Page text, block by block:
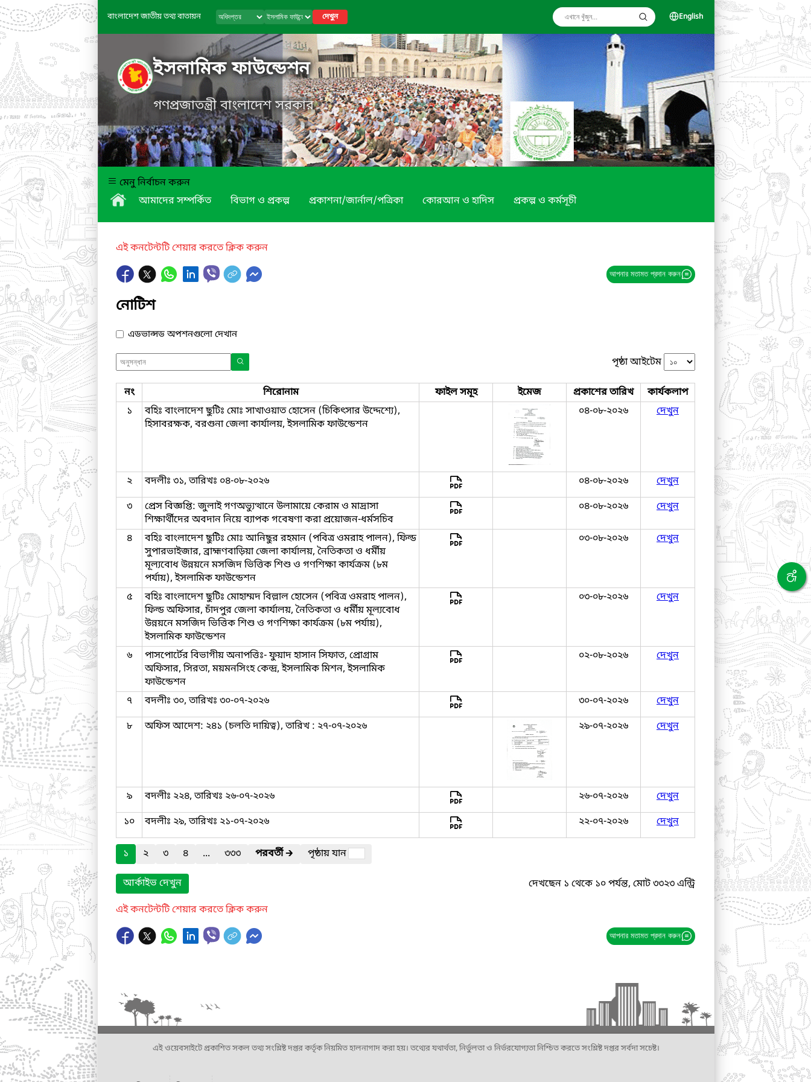
বাংলাদেশ জাতীয় তথ্য বাতায়ন দেখুন English
ইসলামিক ফাউন্ডেশন
গণপ্রজাতন্ত্রী বাংলাদেশ সরকার
মেনু নির্বাচন করুন
আমাদের সম্পর্কিত
বিভাগ ও প্রকল্প প্রকাশনা/জার্নাল/পত্রিকা কোরআন ও হাদিস প্রকল্প ও কর্মসূচী
এই কনটেন্টটি শেয়ার করতে ক্লিক করুন
আপনার মতামত প্রদান করুন
নোটিশ
এডভান্সড অপশনগুলো দেখান
পৃষ্ঠা আইটেম
নং শিরোনাম ফাইল সমূহ ইমেজ প্রকাশের তারিখ
কার্যকলাপ
১
বহিঃ বাংলাদেশ ছুটিঃ মোঃ সাখাওয়াত হোসেন (চিকিৎসার উদ্দেশ্যে),
হিসাবরক্ষক, বরগুনা জেলা কার্যালয়, ইসলামিক ফাউন্ডেশন
০৪-০৮-২০২৬ দেখুন
২ বদলীঃ ৩১, তারিখঃ ০৪-০৮-২০২৬ ০৪-০৮-২০২৬
দেখুন
৩
প্রেস বিজ্ঞপ্তি: জুলাই গণঅভ্যুত্থানে উলামায়ে কেরাম ও মাদ্রাসা
শিক্ষার্থীদের অবদান নিয়ে ব্যাপক গবেষণা করা প্রয়োজন-ধর্মসচিব
০৪-০৮-২০২৬ দেখুন
৪
বহিঃ বাংলাদেশ ছুটিঃ মোঃ আনিছুর রহমান (পবিত্র ওমরাহ পালন), ফিল্ড
সুপারভাইজার, ব্রাহ্মণবাড়িয়া জেলা কার্যালয়, নৈতিকতা ও ধর্মীয়
মূল্যবোধ উন্নয়নে মসজিদ ভিত্তিক শিশু ও গণশিক্ষা কার্যক্রম (৮ম
পর্যায়), ইসলামিক ফাউন্ডেশন
০৩-০৮-২০২৬ দেখুন
৫
বহিঃ বাংলাদেশ ছুটিঃ মোহাম্মদ বিল্লাল হোসেন (পবিত্র ওমরাহ পালন),
ফিল্ড অফিসার, চাঁদপুর জেলা কার্যালয়, নৈতিকতা ও ধর্মীয় মূল্যবোধ
উন্নয়নে মসজিদ ভিত্তিক শিশু ও গণশিক্ষা কার্যক্রম (৮ম পর্যায়),
ইসলামিক ফাউন্ডেশন
০৩-০৮-২০২৬ দেখুন
৬
পাসপোর্টের বিভাগীয় অনাপত্তিঃ- ফুয়াদ হাসান সিফাত, প্রোগ্রাম
অফিসার, সিরতা, ময়মনসিংহ কেন্দ্র, ইসলামিক মিশন, ইসলামিক
ফাউন্ডেশন
০২-০৮-২০২৬ দেখুন
৭ বদলীঃ ৩০, তারিখঃ ৩০-০৭-২০২৬ ৩০-০৭-২০২৬
দেখুন
৮
অফিস আদেশ: ২৪১ (চলতি দায়িত্ব), তারিখ : ২৭-০৭-২০২৬ ২৯-০৭-২০২৬ দেখুন
৯ বদলীঃ ২২৪, তারিখঃ ২৬-০৭-২০২৬ ২৬-০৭-২০২৬
দেখুন
১০
বদলীঃ ২৯, তারিখঃ ২১-০৭-২০২৬ ২২-০৭-২০২৬ দেখুন
১ ২ ৩ ৪ ... ৩৩৩ পরবর্তী🡲 পৃষ্ঠায় যান
আর্কাইভ দেখুন
দেখছেন ১ থেকে ১০ পর্যন্ত, মোট ৩৩২৩ এন্ট্রি
এই কনটেন্টটি শেয়ার করতে ক্লিক করুন
আপনার মতামত প্রদান করুন
এই ওয়েবসাইটে প্রকাশিত সকল তথ্য সংশ্লিষ্ট দপ্তর কর্তৃক নিয়মিত হালনাগাদ করা হয়। তথ্যের যথার্থতা, নির্ভুলতা ও নির্ভরযোগ্যতা নিশ্চিত করতে সংশ্লিষ্ট দপ্তর সর্বদা সচেষ্ট।